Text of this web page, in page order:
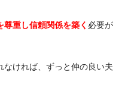
重し信頼関係を築く 必要が
なければ、ずっと仲の良い夫